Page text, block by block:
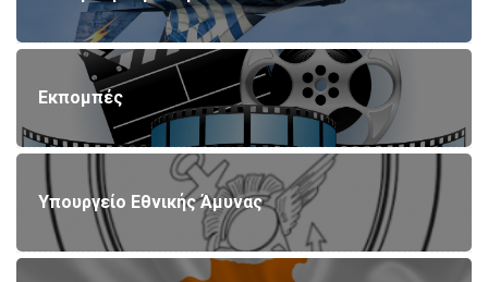
Εκπομπές
Υπουργείο Εθνικής Άμυνας